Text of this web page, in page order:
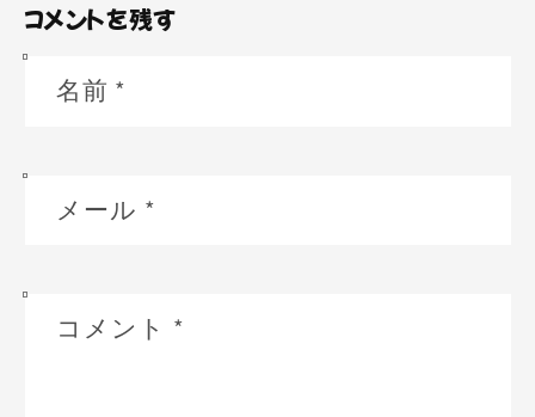
コメントを残す
名前 *
メール *
コメント *